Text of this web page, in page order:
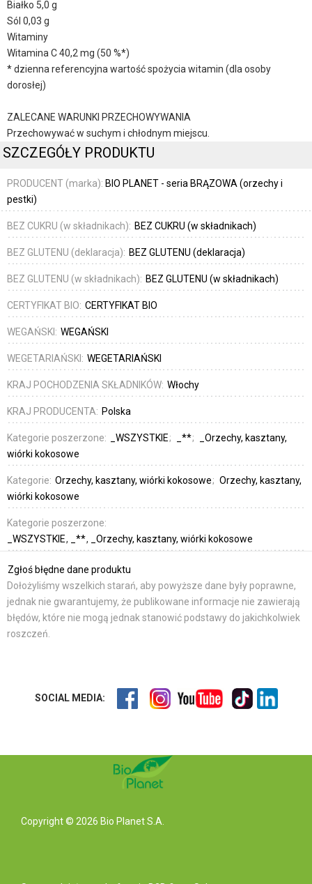
Białko 5,0 g
Sól 0,03 g
Witaminy
Witamina C 40,2 mg (50 %*)
* dzienna referencyjna wartość spożycia witamin (dla osoby
dorosłej)
ZALECANE WARUNKI PRZECHOWYWANIA
Przechowywać w suchym i chłodnym miejscu.
SZCZEGÓŁY PRODUKTU
PRODUCENT (marka): BIO PLANET - seria BRĄZOWA (orzechy i
pestki)
BEZ CUKRU (w składnikach): BEZ CUKRU (w składnikach)
BEZ GLUTENU (deklaracja): BEZ GLUTENU (deklaracja)
BEZ GLUTENU (w składnikach): BEZ GLUTENU (w składnikach)
CERTYFIKAT BIO: CERTYFIKAT BIO
WEGAŃSKI: WEGAŃSKI
WEGETARIAŃSKI: WEGETARIAŃSKI
KRAJ POCHODZENIA SKŁADNIKÓW: Włochy
KRAJ PRODUCENTA: Polska
Kategorie poszerzone: _WSZYSTKIE _**
_Orzechy, kasztany,
wiórki kokosowe
Kategorie: Orzechy, kasztany, wiórki kokosowe
Orzechy, kasztany,
wiórki kokosowe
Kategorie poszerzone:
_WSZYSTKIE
_** _Orzechy, kasztany, wiórki kokosowe
Zgłoś błędne dane produktu
Dołożyliśmy wszelkich starań, aby powyższe dane były poprawne,
jednak nie gwarantujemy, że publikowane informacje nie zawierają
błędów, które nie mogą jednak stanowić podstawy do jakichkolwiek
roszczeń.
SOCIAL MEDIA:
Copyright © 2026 Bio Planet S.A.